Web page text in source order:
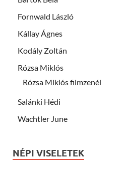
Fornwald László
Kállay Ágnes
Kodály Zoltán
Rózsa Miklós
Rózsa Miklós filmzenéi
Salánki Hédi
Wachtler June
NÉPI VISELETEK